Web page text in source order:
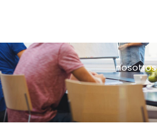
nosotros